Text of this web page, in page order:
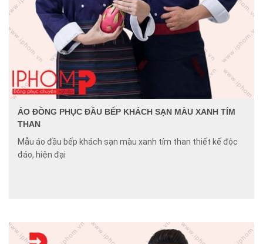
ÁO ĐỒNG PHỤC ĐẦU BẾP KHÁCH SẠN MÀU XANH TÍM
THAN
Mẫu áo đầu bếp khách sạn màu xanh tím than thiết kế độc
đáo, hiện đại